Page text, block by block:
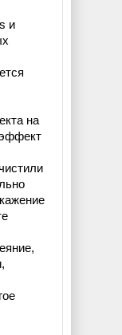
и
на